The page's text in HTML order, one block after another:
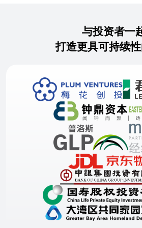
与投资者一
打造更具可持续